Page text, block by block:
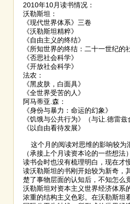
2010年10月读书情况：
沃勒斯坦：
《现代世界体系》三卷
《沃勒斯坦精粹》
《自由主义的终结》
《所知世界的终结：二十一世纪的
《否思社会科学》
《开放社会科学》
法农：
《黑皮肤，白面具》
《全世界受苦的人》
阿马蒂亚.森：
《身份与暴力：命运的幻象》
《饥饿与公共行为》（与让.德雷兹
《以自由看待发展》
这个月的阅读对思维的影响较为
（承接上个月读资本论的一些想
读书会时也没有梳理明白，现在才
读沃勒斯坦的书刚开始较为新奇，
楚了事物层面的认知后，不知怎么
沃勒斯坦对资本主义世界经济体系
浓重的结构主义色彩。在沃勒斯坦